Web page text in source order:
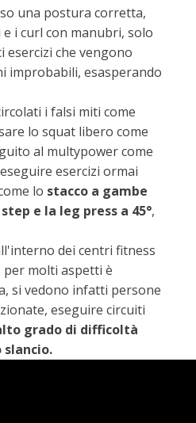
una postura corretta,
i curl con manubri, solo
esercizi che vengono
improbabili, esasperando
i falsi miti come
lo squat libero come
al multypower come
esercizi ormai
lo stacco a gambe
e la leg press a 45°,
dei centri fitness
per molti aspetti è
si vedono infatti persone
eseguire circuiti
grado di difficoltà
slancio.